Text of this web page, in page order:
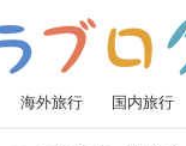
海外旅行 国内旅行